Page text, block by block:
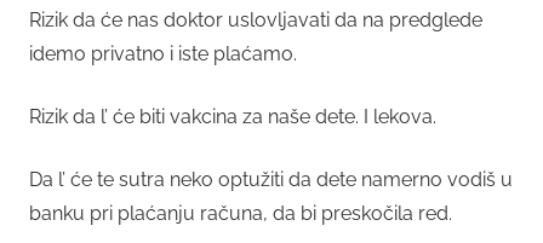
Rizik da će nas doktor uslovljavati da na predglede
idemo privatno i iste plaćamo.
Rizik da l’ će biti vakcina za naše dete. I lekova.
Da l’ će te sutra neko optužiti da dete namerno vodiš u
banku pri plaćanju računa, da bi preskočila red.